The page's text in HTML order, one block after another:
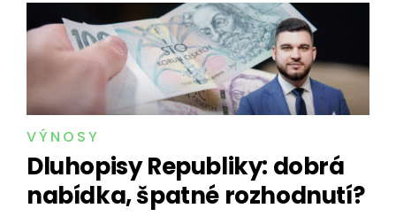
VÝNOSY
Dluhopisy Republiky: dobrá
nabídka, špatné rozhodnutí?